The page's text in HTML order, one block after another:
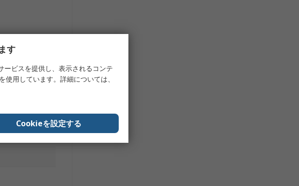
す
ービスを提供し、表示されるコンテ
用しています。詳細については、
Cookieを設定する